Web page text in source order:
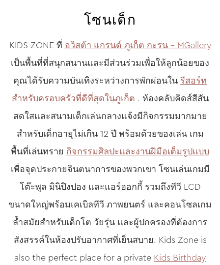
โซนเด็ก
KIDS ZONE ที่ อวิสต้า แกรนด์ ภูเก็ต กะรน – MGallery
เป็นพื้นที่ที่สนุกสนานและมีส่วนร่วมเพื่อให้ลูกน้อยของ
คุณได้รับความบันเทิงระหว่างการพักผ่อนในรีสอร์ท
สำหรับครอบครัวที่ดีที่สุดในภูเก็ต . ห้องคลับคิดส์สีสัน
สดใสและสนามเด็กเล่นกลางแจ้งมีกิจกรรมมากมาย
สำหรับเด็กอายุไม่เกิน 12 ปี พร้อมด้วยของเล่น เกม
พื้นที่เล่นทราย กิจกรรมศิลปะและงานฝีมือเต็มรูปแบบ
เพื่อจุดประกายจินตนาการของพวกเขา โซนเล่นเกมมี
โต๊ะพูล มินิปิงปอง และแอร์ฮอกกี้ รวมถึงทีวี LCD
ขนาดใหญ่พร้อมเคเบิลทีวี ภาพยนตร์ และคอนโซลเกม
ล้ำสมัยสำหรับเด็กโต วัยรุ่น และผู้ปกครองที่ต้องการ
สังสรรค์ในห้องปรับอากาศที่เย็นสบาย. Kids Zone is
also the perfect place for a private Kids Birthday